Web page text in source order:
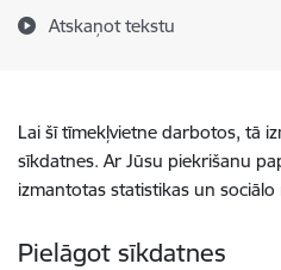
Atskaņot tekstu
Lai šī tīmekļvietne darbotos, tā
sīkdatnes. Ar Jūsu piekrišanu
izmantotas statistikas un
Pielāgot sīkdatnes